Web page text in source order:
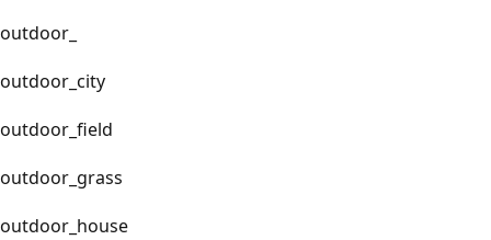
outdoor_
outdoor_city
outdoor_field
outdoor_grass
outdoor_house